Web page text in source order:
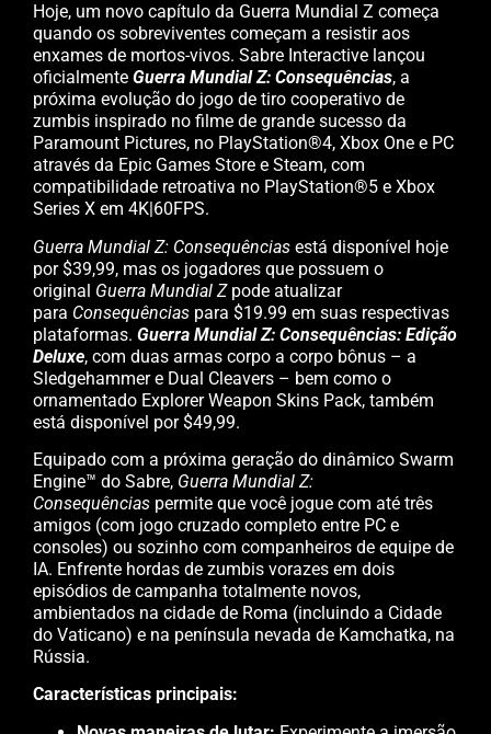
Hoje, um novo capítulo da Guerra Mundial Z começa
quando os sobreviventes começam a resistir aos
enxames de mortos-vivos. Sabre Interactive lançou
oficialmente Guerra Mundial Z: Consequências, a
próxima evolução do jogo de tiro cooperativo de
zumbis inspirado no filme de grande sucesso da
Paramount Pictures, no PlayStation®4, Xbox One e PC
através da Epic Games Store e Steam, com
compatibilidade retroativa no PlayStation®5 e Xbox
Series X em 4K|60FPS.
Guerra Mundial Z: Consequências está disponível hoje
por $39,99, mas os jogadores que possuem o
original Guerra Mundial Z pode atualizar
para Consequências para $19.99 em suas respectivas
plataformas. Guerra Mundial Z: Consequências: Edição
Deluxe, com duas armas corpo a corpo bônus – a
Sledgehammer e Dual Cleavers – bem como o
ornamentado Explorer Weapon Skins Pack, também
está disponível por $49,99.
Equipado com a próxima geração do dinâmico Swarm
Engine™ do Sabre, Guerra Mundial Z:
Consequências permite que você jogue com até três
amigos (com jogo cruzado completo entre PC e
consoles) ou sozinho com companheiros de equipe de
IA. Enfrente hordas de zumbis vorazes em dois
episódios de campanha totalmente novos,
ambientados na cidade de Roma (incluindo a Cidade
do Vaticano) e na península nevada de Kamchatka, na
Rússia.
Características principais: